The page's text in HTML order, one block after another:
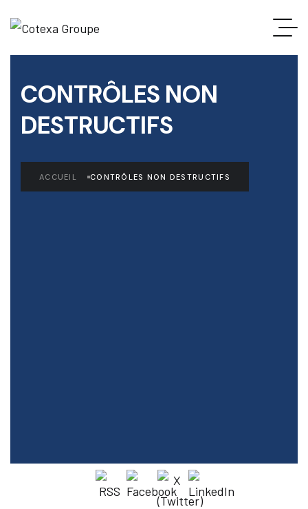
CONTRÔLES NON
DESTRUCTIFS
ACCUEIL CONTRÔLES NON DESTRUCTIFS